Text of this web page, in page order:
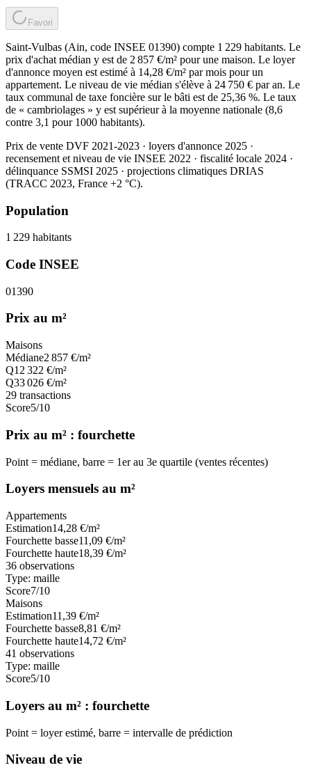
Favori
Saint-Vulbas (Ain, code INSEE 01390) compte 1 229 habitants. Le
prix d'achat médian y est de 2 857 €/m² pour une maison. Le loyer
d'annonce moyen est estimé à 14,28 €/m² par mois pour un
appartement. Le niveau de vie médian s'élève à 24 750 € par an. Le
taux communal de taxe foncière sur le bâti est de 25,36 %. Le taux
de « cambriolages » y est supérieur à la moyenne nationale (8,6
contre 3,1 pour 1000 habitants).
Prix de vente DVF 2021-2023 · loyers d'annonce 2025 ·
recensement et niveau de vie INSEE 2022 · fiscalité locale 2024 ·
délinquance SSMSI 2025 · projections climatiques DRIAS
(TRACC 2023, France +2 °C).
Population
1 229 habitants
Code INSEE
01390
Prix au m²
Maisons
Médiane2 857 €/m²
Q1 2 322 €/m²
Q33 026 €/m²
29 transactions
Score5/10
Prix au m² : fourchette
Point = médiane, barre = 1er au 3e quartile (ventes récentes)
Loyers mensuels au m²
Appartements
Estimation14,28 €/m²
Fourchette basse11,09 €/m²
Fourchette haute18,39 €/m²
36 observations
Type: maille
Score7/10
Maisons
Estimation11,39 €/m²
Fourchette basse8,81 €/m²
Fourchette haute14,72 €/m²
41 observations
Type: maille
Score5/10
Loyers au m² : fourchette
Point = loyer estimé, barre = intervalle de prédiction
Niveau de vie